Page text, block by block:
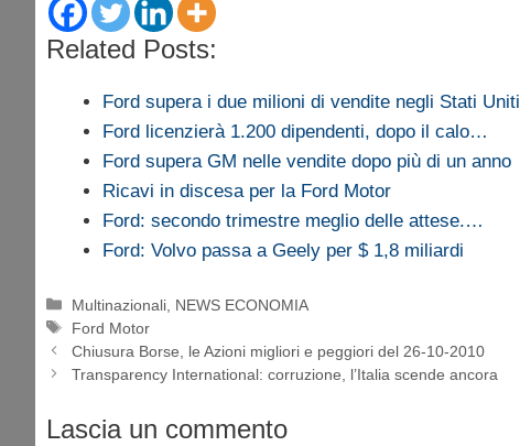
Related Posts:
Ford supera i due milioni di vendite negli Stati Uniti
Ford licenzierà 1.200 dipendenti, dopo il calo…
Ford supera GM nelle vendite dopo più di un anno
Ricavi in discesa per la Ford Motor
Ford: secondo trimestre meglio delle attese.…
Ford: Volvo passa a Geely per $ 1,8 miliardi
Categorie
Multinazionali NEWS ECONOMIA
Tag
Ford Motor
Chiusura Borse, le Azioni migliori e peggiori del 26-10-2010
Transparency International: corruzione, l’Italia scende ancora
Lascia un commento